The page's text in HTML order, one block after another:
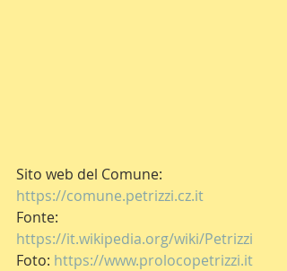
Sito web del Comune:
https://comune.petrizzi.cz.it
Fonte:
https://it.wikipedia.org/wiki/Petrizzi
Foto: https://www.prolocopetrizzi.it